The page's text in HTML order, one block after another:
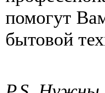
помогут
бытовой